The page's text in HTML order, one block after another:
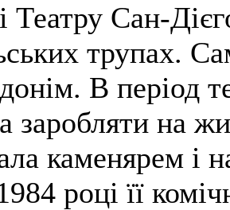
Театру Сан-
трупах.
В період
заробляти на
каменярем і
році її